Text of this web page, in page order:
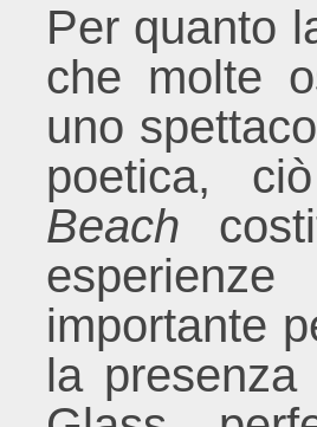
Per quanto
che molte
uno
poetica,
Beach
importante
la